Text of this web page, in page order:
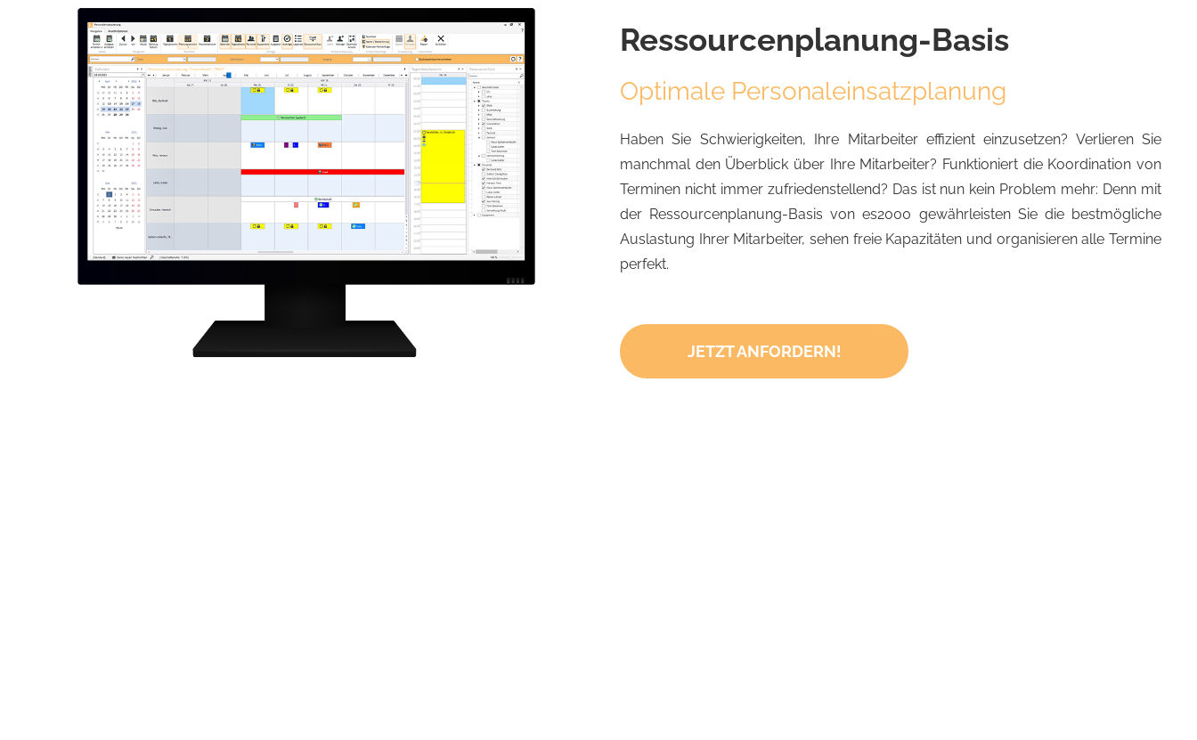
Ressourcenplanung-Basis
Optimale Personaleinsatzplanung
Haben Sie Schwierigkeiten, Ihre Mitarbeiter effizient einzusetzen? Verlieren Sie
manchmal den Überblick über Ihre Mitarbeiter? Funktioniert die Koordination von
Terminen nicht immer zufriedenstellend? Das ist nun kein Problem mehr: Denn mit
der Ressourcenplanung-Basis von es2000 gewährleisten Sie die bestmögliche
Auslastung Ihrer Mitarbeiter, sehen freie Kapazitäten und organisieren alle Termine
perfekt.
JETZT ANFORDERN!